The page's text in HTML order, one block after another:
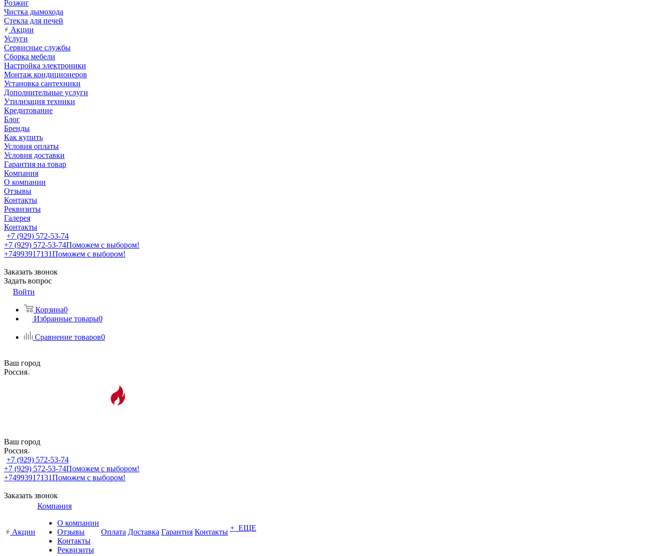
Розжиг
Чистка дымохода
Стекла для печей
Акции
Услуги
Сервисные службы
Сборка мебели
Настройка электроники
Монтаж кондиционеров
Установка сантехники
Дополнительные услуги
Утилизация техники
Кредитование
Блог
Бренды
Как купить
Условия оплаты
Условия доставки
Гарантия на товар
Компания
О компании
Отзывы
Контакты
Реквизиты
Галерея
Контакты
+7 (929) 572-53-74
+7 (929) 572-53-74Поможем с выбором!
+74993917131Поможем с выбором!
Заказать звонок
Задать вопрос
Войти
Корзина0
Избранные товары0
Сравнение товаров0
Ваш город
Россия
Ваш город
Россия
+7 (929) 572-53-74
+7 (929) 572-53-74Поможем с выбором!
+74993917131Поможем с выбором!
Заказать звонок
Акции
Компания
О компании
Отзывы
Контакты
Реквизиты
Оплата Доставка Гарантия Контакты + ЕЩЕ